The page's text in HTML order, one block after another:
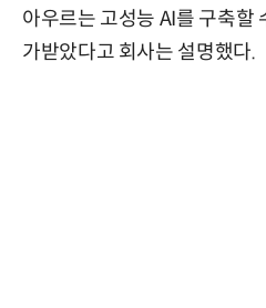
아우르는 고성능 AI를 구축할
가받았다고 회사는 설명했다.